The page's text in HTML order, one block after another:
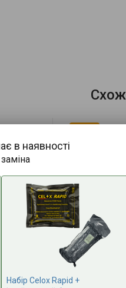
в наявності
Набір Celox Rapid +